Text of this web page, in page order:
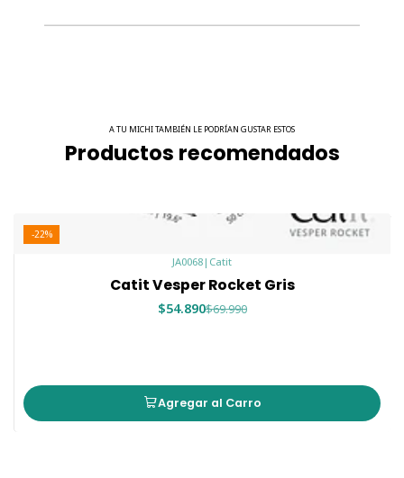
A TU MICHI TAMBIÉN LE PODRÍAN GUSTAR ESTOS
Productos recomendados
-22%
JA0068 | Catit
Catit Vesper Rocket Gris
$54.890$69.990
Agregar al Carro